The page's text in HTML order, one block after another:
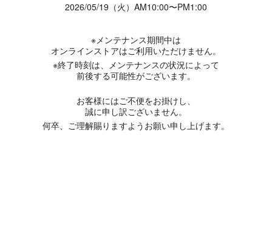
2026/05/19（火）AM10:00〜PM1:00
※メンテナンス期間中は
オンラインストアはご利用いただけません。
※終了時刻は、メンテナンスの状況によって
前後する可能性がございます。
お客様にはご不便をお掛けし、
誠に申し訳ございません。
何卒、ご理解賜りますようお願い申し上げます。